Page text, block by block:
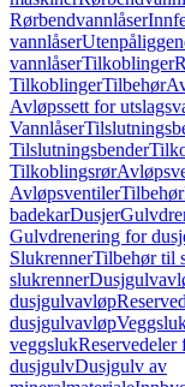
Rørbendvannlåser
vannlåser
vannlåserTilkoblinger
TilkoblingerTilbehør
Avløpssett for
Vannlåser
Tilslutningsbender
Tilkoblingsrør
AvløpsventilerTilbehør
badekarDusjer
Gulvdrenering for
SlukrennerTilbehør til
slukrenner
dusjgulvavløp
dusjgulvavløp
veggsluk
dusjgulvDusjgulv av